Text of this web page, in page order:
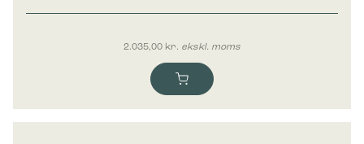
2.035,00 kr. ekskl. moms